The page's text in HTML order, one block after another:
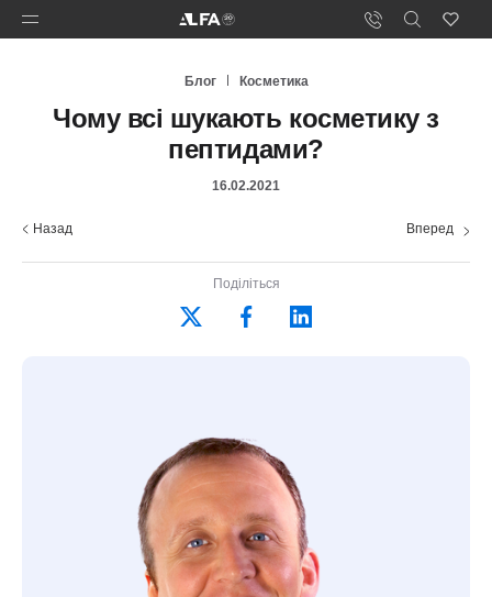
Блог Косметика
Чому всі шукають косметику з
пептидами?
16.02.2021
Назад Вперед
Поділіться